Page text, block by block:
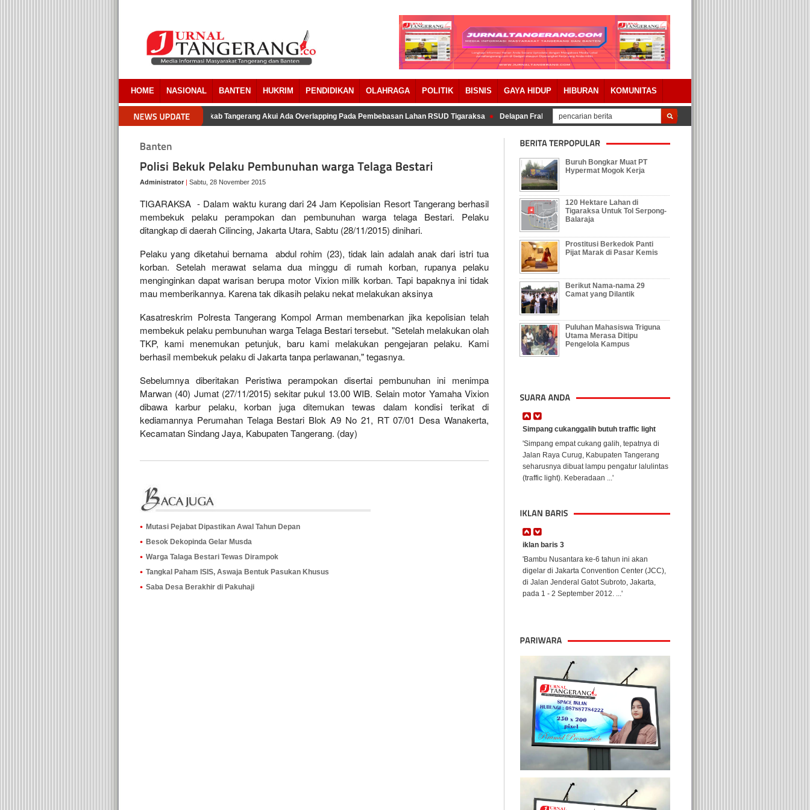
HOME NASIONAL BANTEN HUKRIM PENDIDIKAN OLAHRAGA POLITIK BISNIS GAYA HIDUP HIBURAN KOMUNITAS
Pengacara Pemkab Tangerang Akui Ada Overlapping Pada Pembebasan Lahan RSUD Tigaraksa Delapan Fraksi DPRD Kabupaten Tangerang Setujui Raperda Pertanggungjawaban APBD
Administrator | Sabtu, 28 November 2015
TIGARAKSA - Dalam waktu kurang dari 24 Jam Kepolisian Resort Tangerang berhasil
membekuk pelaku perampokan dan pembunuhan warga telaga Bestari. Pelaku
ditangkap di daerah Cilincing, Jakarta Utara, Sabtu (28/11/2015) dinihari.
Pelaku yang diketahui bernama abdul rohim (23), tidak lain adalah anak dari istri tua
korban. Setelah merawat selama dua minggu di rumah korban, rupanya pelaku
menginginkan dapat warisan berupa motor Vixion milik korban. Tapi bapaknya ini tidak
mau memberikannya. Karena tak dikasih pelaku nekat melakukan aksinya
Kasatreskrim Polresta Tangerang Kompol Arman membenarkan jika kepolisian telah
membekuk pelaku pembunuhan warga Telaga Bestari tersebut. "Setelah melakukan olah
TKP, kami menemukan petunjuk, baru kami melakukan pengejaran pelaku. Kami
berhasil membekuk pelaku di Jakarta tanpa perlawanan," tegasnya.
Sebelumnya diberitakan Peristiwa perampokan disertai pembunuhan ini menimpa
Marwan (40) Jumat (27/11/2015) sekitar pukul 13.00 WIB. Selain motor Yamaha Vixion
dibawa karbur pelaku, korban juga ditemukan tewas dalam kondisi terikat di
kediamannya Perumahan Telaga Bestari Blok A9 No 21, RT 07/01 Desa Wanakerta,
Kecamatan Sindang Jaya, Kabupaten Tangerang. (day)
Mutasi Pejabat Dipastikan Awal Tahun Depan
Besok Dekopinda Gelar Musda
Warga Talaga Bestari Tewas Dirampok
Tangkal Paham ISIS, Aswaja Bentuk Pasukan Khusus
Saba Desa Berakhir di Pakuhaji
Buruh Bongkar Muat PT
Hypermat Mogok Kerja
120 Hektare Lahan di
Tigaraksa Untuk Tol Serpong-
Balaraja
Prostitusi Berkedok Panti
Pijat Marak di Pasar Kemis
Berikut Nama-nama 29
Camat yang Dilantik
Puluhan Mahasiswa Triguna
Utama Merasa Ditipu
Pengelola Kampus
Simpang cukanggalih butuh traffic light
'Simpang empat cukang galih, tepatnya di
Jalan Raya Curug, Kabupaten Tangerang
seharusnya dibuat lampu pengatur lalulintas
(traffic light). Keberadaan ...'
iklan baris 3
'Bambu Nusantara ke-6 tahun ini akan
digelar di Jakarta Convention Center (JCC),
di Jalan Jenderal Gatot Subroto, Jakarta,
pada 1 - 2 September 2012. ...'